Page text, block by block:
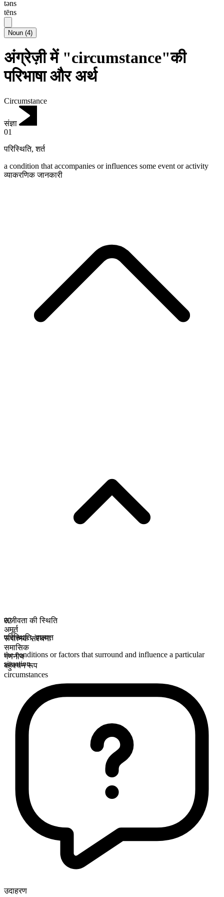
təns
tēns
Noun (4)
अंग्रेज़ी में "circumstance"की
परिभाषा और अर्थ
Circumstance
संज्ञा
01
परिस्थिति,शर्त
a condition that accompanies or influences some event or activity
व्याकरणिक जानकारी
सजीवता की स्थिति
अमूर्त
रूपात्मक संरचना
समासिक
गणनीय
बहुवचन रूप
circumstances
02
परिस्थिति,हालात
the conditions or factors that surround and influence a particular
situation
उदाहरण